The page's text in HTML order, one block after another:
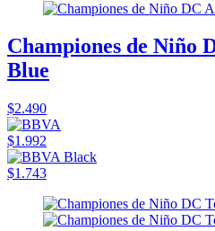
Championes de Niño
Blue
$2.490
$1.992
$1.743